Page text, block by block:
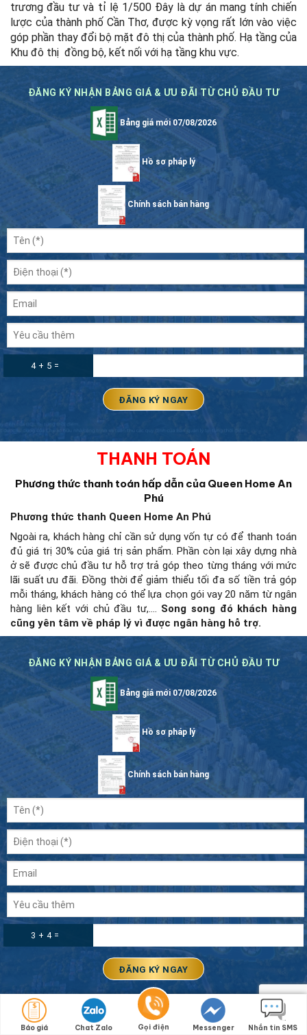
trương đầu tư và tỉ lệ 1/500 Đây là dự án mang tính chiến
lược của thành phố Cần Thơ, được kỳ vọng rất lớn vào việc
góp phần thay đổi bộ mặt đô thị của thành phố. Hạ tầng của
Khu đô thị đồng bộ, kết nối với hạ tầng khu vực.
ĐĂNG KÝ NHẬN BẢNG GIÁ & ƯU ĐÃI TỪ CHỦ ĐẦU TƯ
Bảng giá mới 07/08/2026
Hồ sơ pháp lý
Chính sách bán hàng
4 + 5 =
THANH TOÁN
Phương thức thanh toán hấp dẫn của Queen Home An
Phú
Phương thức thanh Queen Home An Phú
Ngoài ra, khách hàng chỉ cần sử dụng vốn tự có để thanh toán
đủ giá trị 30% của giá trị sản phẩm. Phần còn lại xây dựng nhà
ở sẽ được chủ đầu tư hỗ trợ trả góp theo từng tháng với mức
lãi suất ưu đãi. Đồng thời để giảm thiểu tối đa số tiền trả góp
mỗi tháng, khách hàng có thể lựa chọn gói vay 20 năm từ ngân
hàng liên kết với chủ đầu tư,…. Song song đó khách hàng
cũng yên tâm về pháp lý vì được ngân hàng hỗ trợ.
ĐĂNG KÝ NHẬN BẢNG GIÁ & ƯU ĐÃI TỪ CHỦ ĐẦU TƯ
Bảng giá mới 07/08/2026
Hồ sơ pháp lý
Chính sách bán hàng
3 + 4 =
GIÁ BÁN
Báo giá Chat Zalo Gọi điện Messenger Nhắn tin SMS